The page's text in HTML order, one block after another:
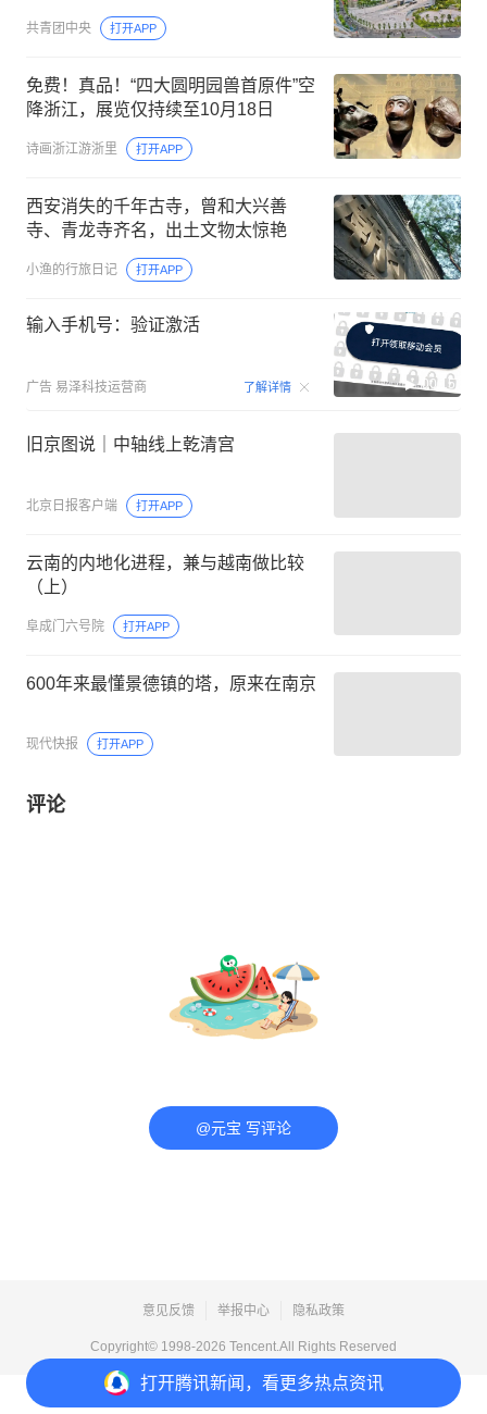
打开腾讯新闻，看更多热点资讯
共青团中央 打开APP
免费！真品！“四大圆明园兽首原件”空
降浙江，展览仅持续至10月18日
诗画浙江游浙里 打开APP
西安消失的千年古寺，曾和大兴善
寺、青龙寺齐名，出土文物太惊艳
小渔的行旅日记 打开APP
输入手机号：验证激活
广告 易泽科技运营商 了解详情 00:15
旧京图说｜中轴线上乾清宫
北京日报客户端 打开APP
云南的内地化进程，兼与越南做比较
（上）
阜成门六号院 打开APP
600年来最懂景德镇的塔，原来在南京
现代快报 打开APP
评论
@元宝 写评论
意见反馈 举报中心 隐私政策
Copyright© 1998-2026 Tencent.All Rights Reserved